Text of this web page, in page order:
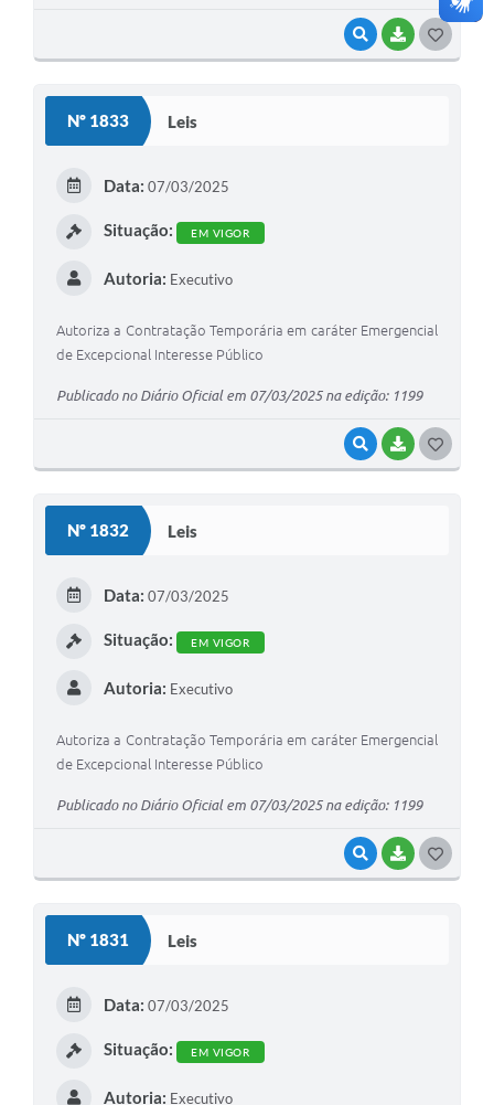
VISUALIZAR
BAIXAR
Nº 1833 Leis
VISUALIZAR
BAIXAR
Data: 07/03/2025
Situação: EM VIGOR
Autoria: Executivo
Autoriza a Contratação Temporária em caráter Emergencial
de Excepcional Interesse Público
Publicado no Diário Oficial em 07/03/2025 na edição: 1199
Nº 1832 Leis
VISUALIZAR
BAIXAR
Data: 07/03/2025
Situação: EM VIGOR
Autoria: Executivo
Autoriza a Contratação Temporária em caráter Emergencial
de Excepcional Interesse Público
Publicado no Diário Oficial em 07/03/2025 na edição: 1199
Nº 1831 Leis
Data: 07/03/2025
Situação: EM VIGOR
Autoria: Executivo